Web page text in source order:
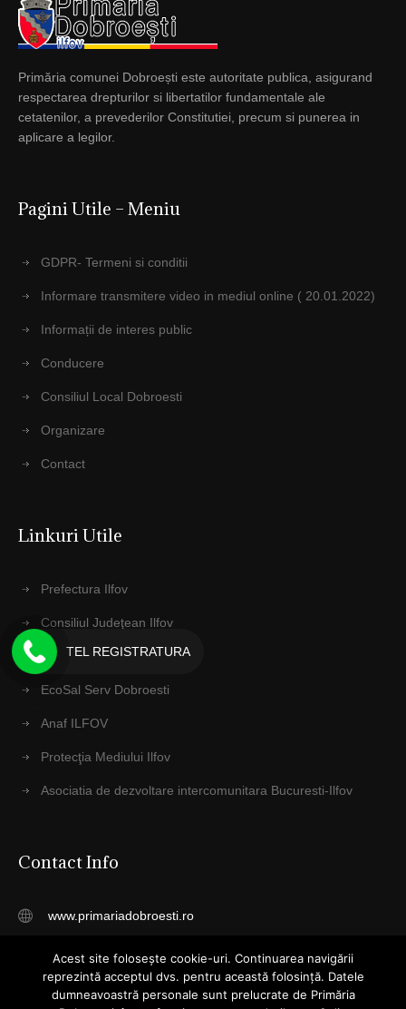
Primăria comunei Dobroești este autoritate publica, asigurand
respectarea drepturilor si libertatilor fundamentale ale
cetatenilor, a prevederilor Constitutiei, precum si punerea in
aplicare a legilor.
Pagini Utile – Meniu
GDPR- Termeni si conditii
Informare transmitere video in mediul online ( 20.01.2022)
Informații de interes public
Conducere
Consiliul Local Dobroesti
Organizare
Contact
Linkuri Utile
Prefectura Ilfov
Consiliul Judeţean Ilfov
IPJ ILFOV
EcoSal Serv Dobroesti
Anaf ILFOV
Protecţia Mediului Ilfov
Asociatia de dezvoltare intercomunitara Bucuresti-Ilfov
Contact Info
www.primariadobroesti.ro
registratura@primariadobroesti.ro
Telefon: 031 4055015
TEL REGISTRATURA
Acest site folosește cookie-uri. Continuarea navigării
reprezintă acceptul dvs. pentru această folosință. Datele
dumneavoastră personale sunt prelucrate de Primăria